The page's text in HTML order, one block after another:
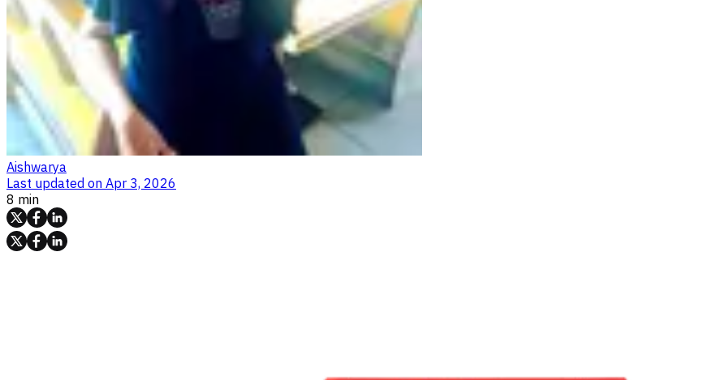
Aishwarya
Last updated on Apr 3, 2026
8 min